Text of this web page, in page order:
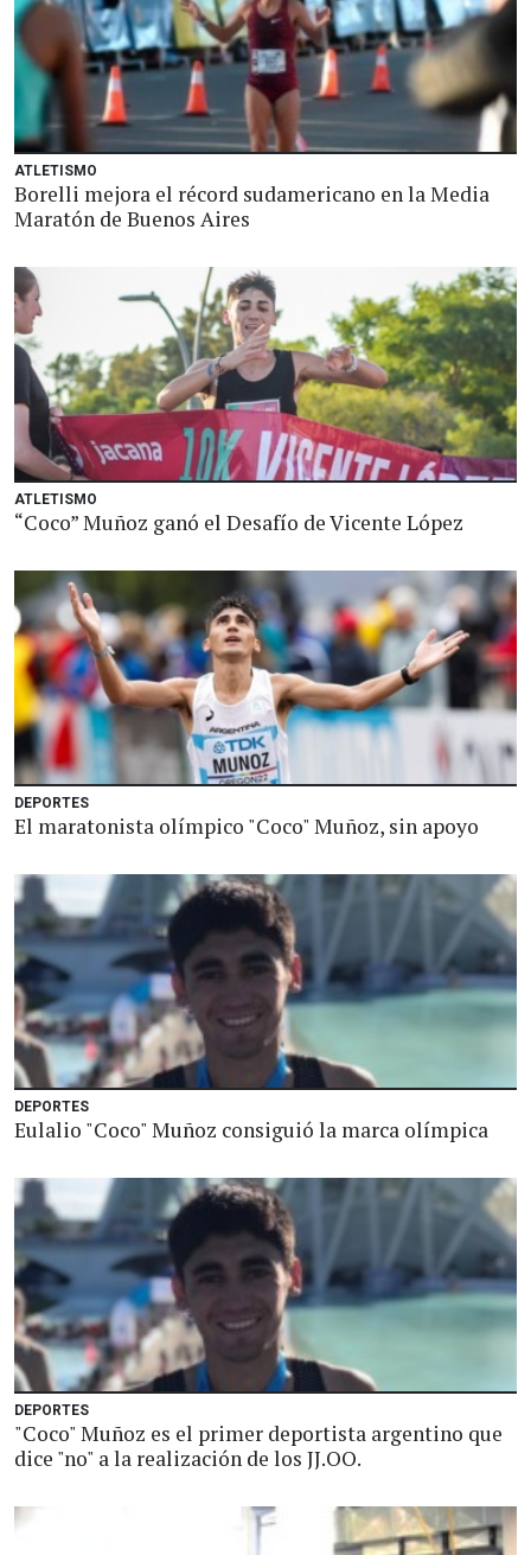
ATLETISMO
Borelli mejora el récord sudamericano en la Media
Maratón de Buenos Aires
ATLETISMO
“Coco” Muñoz ganó el Desafío de Vicente López
DEPORTES
El maratonista olímpico "Coco" Muñoz, sin apoyo
DEPORTES
Eulalio "Coco" Muñoz consiguió la marca olímpica
DEPORTES
"Coco" Muñoz es el primer deportista argentino que
dice "no" a la realización de los JJ.OO.